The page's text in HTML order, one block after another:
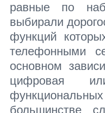
равные по
выбирали
функций
телефонными
основном
цифровая
большинстве